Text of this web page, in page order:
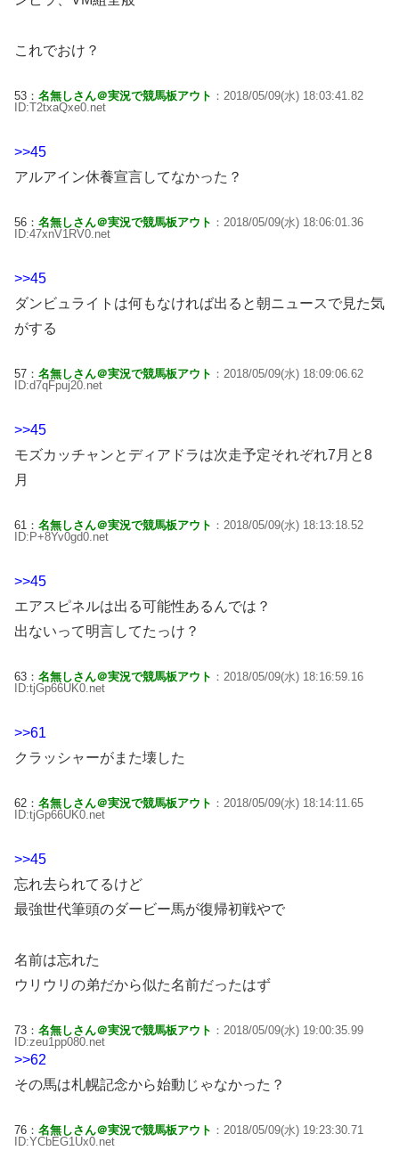
これでおけ？
53： 名無しさん＠実況で競馬板アウト ：2018/05/09(水) 18:03:41.82
ID:T2txaQxe0.net
>>45
アルアイン休養宣言してなかった？
56： 名無しさん＠実況で競馬板アウト ：2018/05/09(水) 18:06:01.36
ID:47xnV1RV0.net
>>45
ダンビュライトは何もなければ出ると朝ニュースで見た気
がする
57： 名無しさん＠実況で競馬板アウト ：2018/05/09(水) 18:09:06.62
ID:d7qFpuj20.net
>>45
モズカッチャンとディアドラは次走予定それぞれ7月と8
月
61： 名無しさん＠実況で競馬板アウト ：2018/05/09(水) 18:13:18.52
ID:P+8Yv0gd0.net
>>45
エアスピネルは出る可能性あるんでは？
出ないって明言してたっけ？
63： 名無しさん＠実況で競馬板アウト ：2018/05/09(水) 18:16:59.16
ID:tjGp66UK0.net
>>61
クラッシャーがまた壊した
62： 名無しさん＠実況で競馬板アウト ：2018/05/09(水) 18:14:11.65
ID:tjGp66UK0.net
>>45
忘れ去られてるけど
最強世代筆頭のダービー馬が復帰初戦やで
名前は忘れた
ウリウリの弟だから似た名前だったはず
73： 名無しさん＠実況で競馬板アウト ：2018/05/09(水) 19:00:35.99
ID:zeu1pp080.net
>>62
その馬は札幌記念から始動じゃなかった？
76： 名無しさん＠実況で競馬板アウト ：2018/05/09(水) 19:23:30.71
ID:YCbEG1Ux0.net